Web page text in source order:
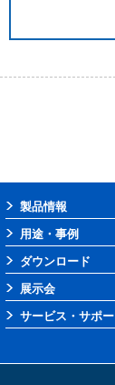
製品情報
用途・事例
ダウンロード
展示会
サービス・サポー